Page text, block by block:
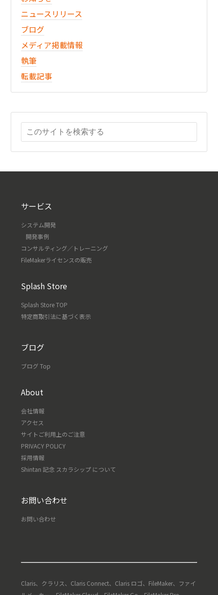
ニュースリリース
ブログ
メディア掲載情報
執筆
転載記事
サービス
システム開発
開発事例
コンサルティング／トレーニング
FileMakerライセンスの販売
Splash Store
Splash Store TOP
特定商取引法に基づく表示
ブログ
ブログ Top
About
会社情報
アクセス
サイトご利用上のご注意
PRIVACY POLICY
採用情報
Shintan 記念 スカラシップ について
お問い合わせ
お問い合わせ
Claris、クラリス、Claris Connect、Claris ロゴ、FileMaker、ファイ